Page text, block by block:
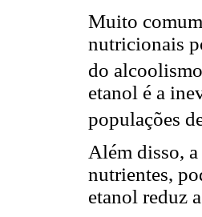
Muito
nutricionais
do
etanol é a
populações
Além disso,
nutrientes,
etanol reduz